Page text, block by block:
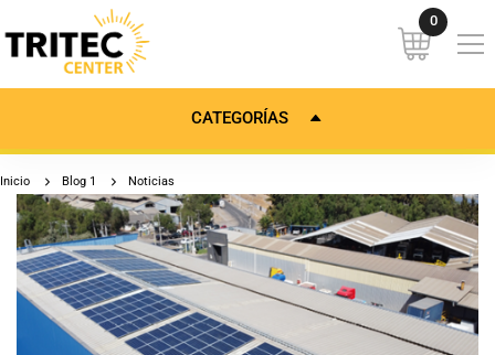
CATEGORÍAS
Inicio Blog 1 Noticias